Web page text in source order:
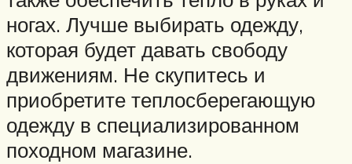
ногах. Лучше выбирать одежду,
которая будет давать свободу
движениям. Не скупитесь и
приобретите теплосберегающую
одежду в специализированном
походном магазине.